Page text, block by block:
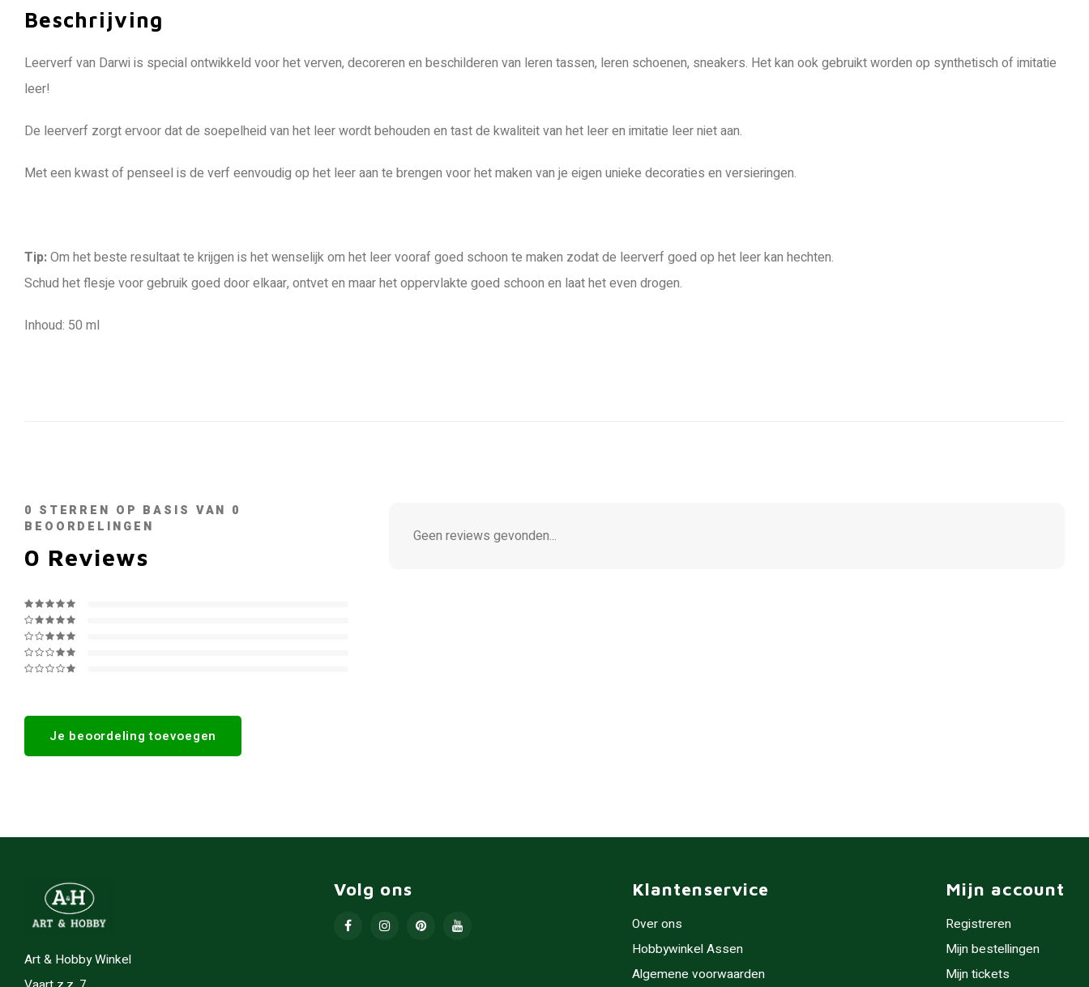
Beschrijving
Leerverf van Darwi is special ontwikkeld voor het verven, decoreren en beschilderen van leren tassen, leren schoenen, sneakers. Het kan ook gebruikt worden op synthetisch of imitatie
leer!
De leerverf zorgt ervoor dat de soepelheid van het leer wordt behouden en tast de kwaliteit van het leer en imitatie leer niet aan.
Met een kwast of penseel is de verf eenvoudig op het leer aan te brengen voor het maken van je eigen unieke decoraties en versieringen.
Tip:Om het beste resultaat te krijgen is het wenselijk om het leer vooraf goed schoon te maken zodat de leerverf goed op het leer kan hechten.
Schud het flesje voor gebruik goed door elkaar, ontvet en maar het oppervlakte goed schoon en laat het even drogen.
Inhoud: 50 ml
0 STERREN OP BASIS VAN 0
BEOORDELINGEN
0 Reviews
Je beoordeling toevoegen
Geen reviews gevonden...
Art & Hobby Winkel
Volg ons Klantenservice
Over ons
Hobbywinkel Assen
Algemene voorwaarden
Mijn account
Registreren
Mijn bestellingen
Mijn tickets